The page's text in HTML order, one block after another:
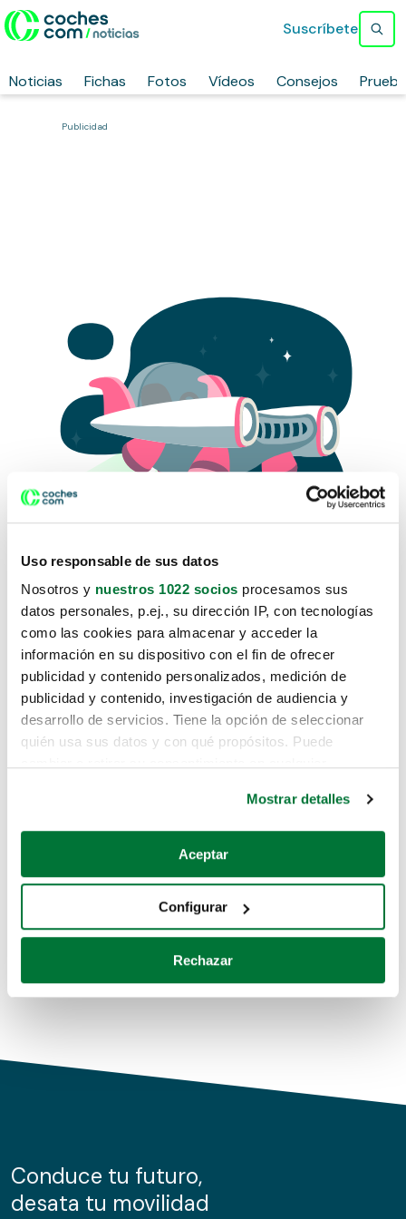
Uso responsable de sus datos
Nosotros y nuestros 1022 socios procesamos sus
datos personales, p.ej., su dirección IP, con tecnologías
como las cookies para almacenar y acceder la
información en su dispositivo con el fin de ofrecer
publicidad y contenido personalizados, medición de
publicidad y contenido, investigación de audiencia y
desarrollo de servicios. Tiene la opción de seleccionar
quién usa sus datos y con qué propósitos. Puede
Si lo permite, también quisiéramos:
Recopilar información sobre su ubicación geográfica
Identificar su dispositivo analizándolo activamente
para buscar características específicas (huellas
Obtenga más información sobre cómo se procesan sus
de cookies.
información sobre el uso que haga del sitio web con
nuestros partners de redes sociales, publicidad y análisis
Mostrar detalles
Aceptar
Configurar
Rechazar
Noticias Fichas Fotos Vídeos Consejos
Suscríbete
Publicidad
Lo sentimos, no sabemos como
te hemos traido hasta aquí.
Pero puedes encontrar el coche que estás
buscando en alguno de estos enlaces:
Coches de segunda mano
Coches de km0
Conduce tu futuro,
desata tu movilidad